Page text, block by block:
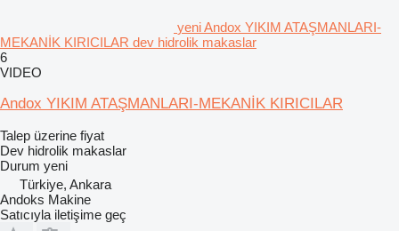
yeni Andox YIKIM ATAŞMANLARI-
MEKANİK KIRICILAR dev hidrolik makaslar
6
VIDEO
Andox YIKIM ATAŞMANLARI-MEKANİK KIRICILAR
Talep üzerine fiyat
Dev hidrolik makaslar
Durum yeni
Türkiye, Ankara
Andoks Makine
Satıcıyla iletişime geç